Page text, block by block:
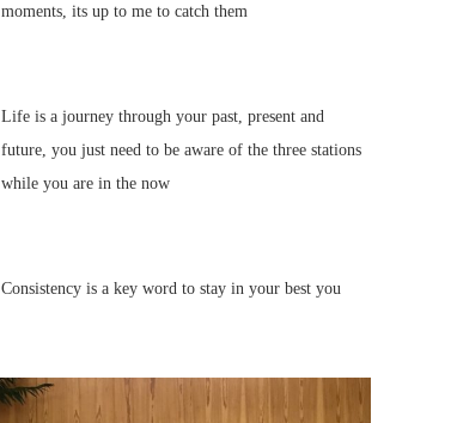
moments, its up to me to catch them
Life is a journey through your past, present and
future, you just need to be aware of the three stations
while you are in the now
Consistency is a key word to stay in your best you